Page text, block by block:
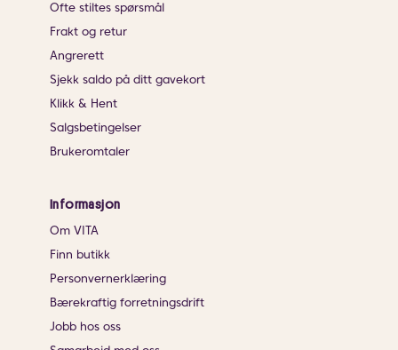
Ofte stiltes spørsmål
Frakt og retur
Angrerett
Sjekk saldo på ditt gavekort
Klikk & Hent
Salgsbetingelser
Brukeromtaler
Informasjon
Om VITA
Finn butikk
Personvernerklæring
Bærekraftig forretningsdrift
Jobb hos oss